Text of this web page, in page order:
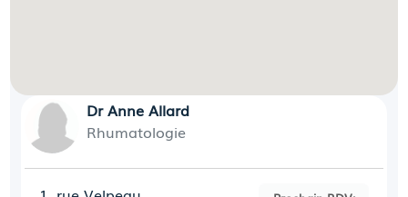
Dr Anne Allard
Rhumatologie